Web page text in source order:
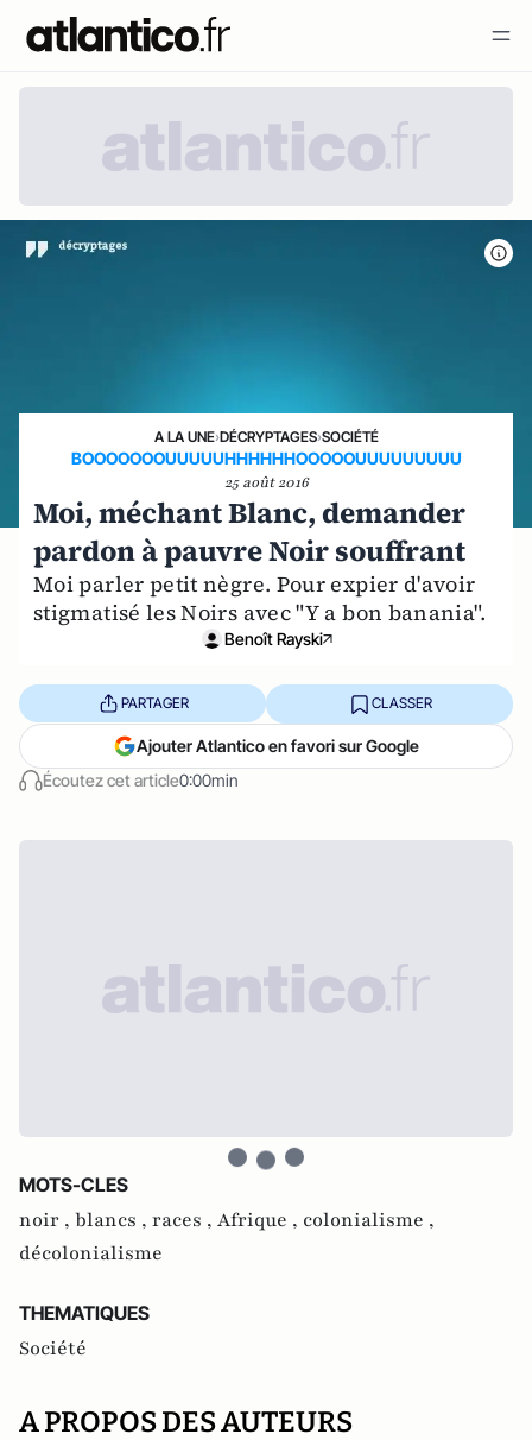
A LA UNE›DÉCRYPTAGES›SOCIÉTÉ
BOOOOOOOUUUUUHHHHHHOOOOOUUUUUUUUU
25 août 2016
Moi, méchant Blanc, demander
pardon à pauvre Noir souffrant
Moi parler petit nègre. Pour expier d'avoir
stigmatisé les Noirs avec "Y a bon banania".
Benoît Rayski
Écoutez cet article0:00min
PARTAGER CLASSER
Ajouter Atlantico en favori sur Google
MOTS-CLES
noir , blancs , races , Afrique , colonialisme ,
décolonialisme
THEMATIQUES
Société
A PROPOS DES AUTEURS